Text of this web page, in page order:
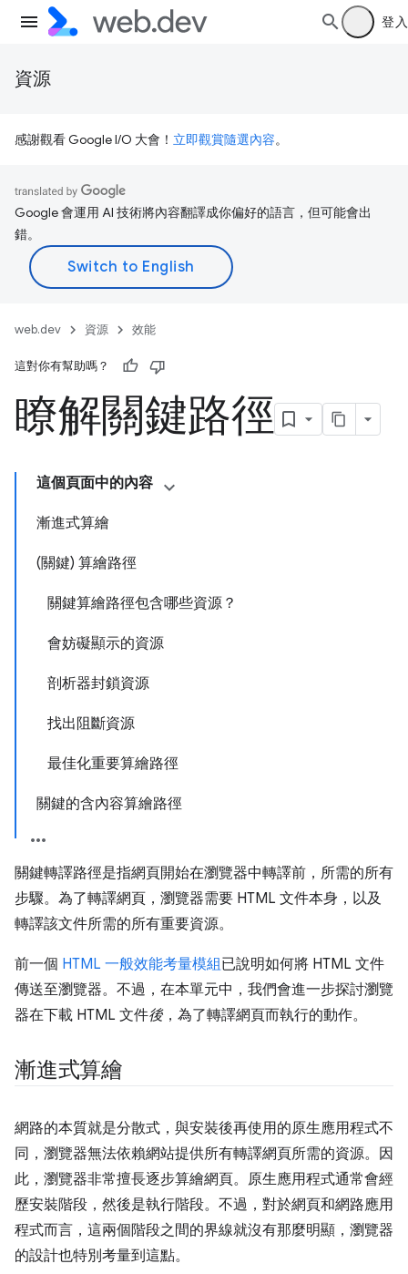
登入
資源
感謝觀看 Google I/O 大會！ 立即觀賞隨選內容。
Google 會運用 AI 技術將內容翻譯成你偏好的語言，但可能會出
錯。
web.dev 資源 效能
這對你有幫助嗎？
瞭解關鍵路徑
這個頁面中的內容
漸進式算繪
(關鍵) 算繪路徑
關鍵算繪路徑包含哪些資源？
會妨礙顯示的資源
剖析器封鎖資源
找出阻斷資源
最佳化重要算繪路徑
關鍵的含內容算繪路徑
關鍵轉譯路徑是指網頁開始在瀏覽器中轉譯前，所需的所有
步驟。為了轉譯網頁，瀏覽器需要 HTML 文件本身，以及
轉譯該文件所需的所有重要資源。
前一個 HTML 一般效能考量模組已說明如何將 HTML 文件
傳送至瀏覽器。不過，在本單元中，我們會進一步探討瀏覽
器在下載 HTML 文件後，為了轉譯網頁而執行的動作。
漸進式算繪
網路的本質就是分散式，與安裝後再使用的原生應用程式不
同，瀏覽器無法依賴網站提供所有轉譯網頁所需的資源。因
此，瀏覽器非常擅長逐步算繪網頁。原生應用程式通常會經
歷安裝階段，然後是執行階段。不過，對於網頁和網路應用
程式而言，這兩個階段之間的界線就沒有那麼明顯，瀏覽器
的設計也特別考量到這點。